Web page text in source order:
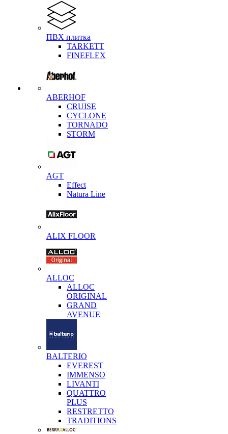
ПВХ плитка
TARKETT
FINEFLEX
ABERHOF
CRUISE
CYCLONE
TORNADO
STORM
AGT
Effect
Natura Line
ALIX FLOOR
ALLOC
ALLOC
ORIGINAL
GRAND
AVENUE
BALTERIO
EVEREST
IMMENSO
LIVANTI
QUATTRO
PLUS
RESTRETTO
TRADITIONS